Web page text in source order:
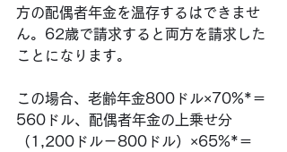
方の配偶者年金を温存するはできませ
ん。62歳で請求すると両方を請求した
ことになります。
この場合、老齢年金800ドル×70%*＝
560ドル、配偶者年金の上乗せ分
（1,200ドル－800ドル）×65%*＝